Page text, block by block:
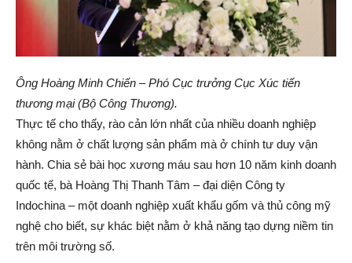
Ông Hoàng Minh Chiến – Phó Cục trưởng Cục Xúc tiến
thương mại (Bộ Công Thương).
Thực tế cho thấy, rào cản lớn nhất của nhiều doanh nghiệp
không nằm ở chất lượng sản phẩm mà ở chính tư duy vận
hành. Chia sẻ bài học xương máu sau hơn 10 năm kinh doanh
quốc tế, bà Hoàng Thị Thanh Tâm – đại diện Công ty
Indochina – một doanh nghiệp xuất khẩu gốm và thủ công mỹ
nghệ cho biết, sự khác biệt nằm ở khả năng tạo dựng niềm tin
trên môi trường số.